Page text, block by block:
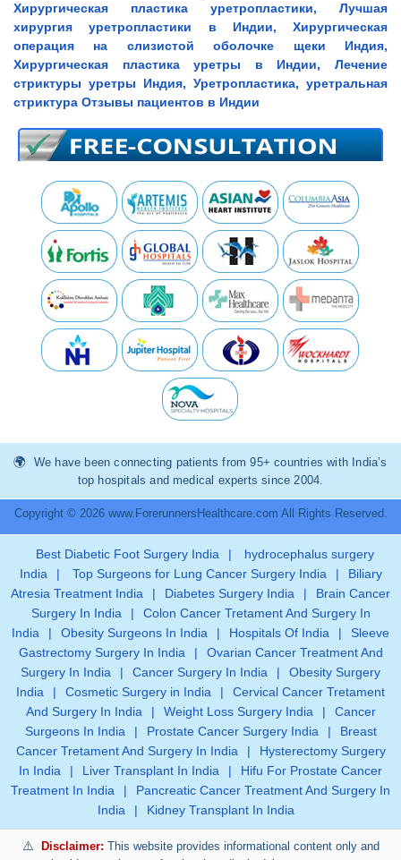
Хирургическая пластика уретропластики, Лучшая
хирургия уретропластики в Индии, Хирургическая
операция на слизистой оболочке щеки Индия,
Хирургическая пластика уретры в Индии, Лечение
стриктуры уретры Индия, Уретропластика, уретральная
стриктура Отзывы пациентов в Индии
We have been connecting patients from 95+ countries with India’s
top hospitals and medical experts since 2004.
Copyright © 2026 www.ForerunnersHealthcare.com All Rights Reserved.
Best Diabetic Foot Surgery India |
hydrocephalus surgery
India
| Top Surgeons for Lung Cancer Surgery India |
Biliary
Atresia Treatment India
| Diabetes Surgery India |
Brain Cancer
Surgery In India
|
Colon Cancer Tretament And Surgery In
India
| Obesity Surgeons In India | Hospitals Of India |
Sleeve
Gastrectomy Surgery In India
|
Ovarian Cancer Treatment And
Surgery In India
| Cancer Surgery In India |
Obesity Surgery
India
| Cosmetic Surgery in India |
Cervical Cancer Tretament
And Surgery In India
| Weight Loss Surgery India |
Cancer
Surgeons In India
| Prostate Cancer Surgery India |
Breast
Cancer Tretament And Surgery In India
|
Hysterectomy Surgery
In India
| Liver Transplant In India |
Hifu For Prostate Cancer
Treatment In India
|
Pancreatic Cancer Treatment And Surgery In
India
| Kidney Transplant In India
Disclaimer: This website provides informational content only and